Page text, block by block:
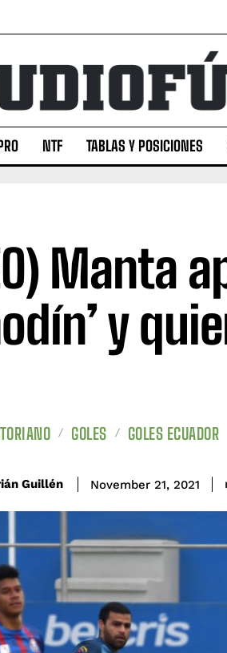
NTF TABLAS Y POSICIONES
Manta
y
GOLES GOLES ECUADOR
Guillén November 21, 2021